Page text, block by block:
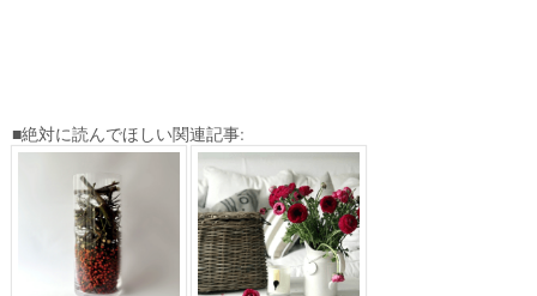
■絶対に読んでほしい関連記事: